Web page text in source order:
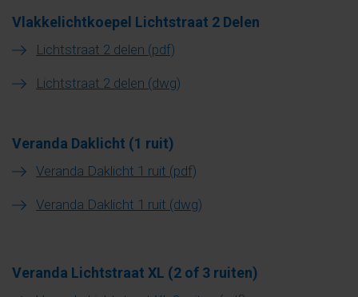
Vlakkelichtkoepel Lichtstraat 2 Delen
Lichtstraat 2 delen (pdf)
Lichtstraat 2 delen (dwg)
Veranda Daklicht (1 ruit)
Veranda Daklicht 1 ruit (pdf)
Veranda Daklicht 1 ruit (dwg)
Veranda Lichtstraat XL (2 of 3 ruiten)